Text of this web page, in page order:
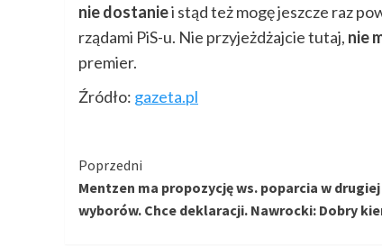
nie dostaniei stąd też mogę jeszcze raz
rządami PiS-u. Nie przyjeżdżajcie tutaj, nie
premier.
Źródło: gazeta.pl
Kontynuuj
czytanie
Poprzedni
Mentzen ma propozycję ws. poparcia w
wyborów. Chce deklaracji. Nawrocki: Dobry